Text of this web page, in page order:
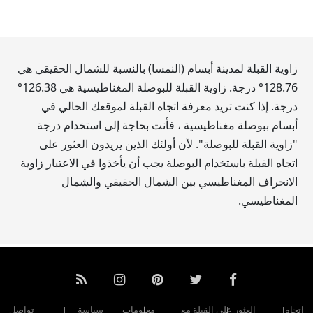
زاوية القبلة لمدينة أبسام (النمسا) بالنسبة للشمال الحقيقي هي
128.76° درجة. زاوية القبلة للبوصلة المغناطيسية هي126.38
°
درجة. إذا كنت تريد معرفة اتجاه القبلة لموقعك الحالي في
أبسام ببوصلة مغناطيسية ، فأنت بحاجة إلى استخدام درجة
"زاوية القبلة للبوصلة". لأن أولئك الذين يريدون العثور على
اتجاه القبلة باستخدام البوصلة يجب أن يأخذوا في الاعتبار زاوية
الانحراف المغناطيسي بين الشمال الحقيقي والشمال
المغناطيسي.
اتجاه العثور على القبلة مع معلومات سياسة تواصل